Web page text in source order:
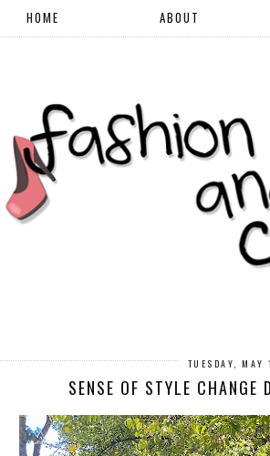
HOME ABOUT
TUESDAY,
SENSE OF STYLE CHANGE